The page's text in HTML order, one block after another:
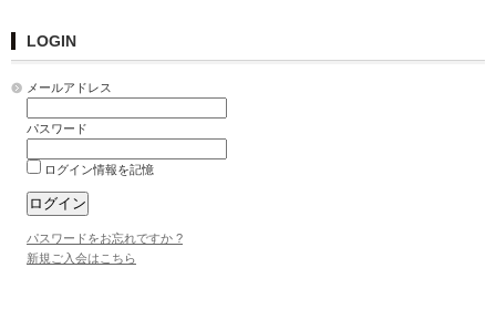
LOGIN
メールアドレス
パスワード
ログイン情報を記憶
パスワードをお忘れですか ?
新規ご入会はこちら